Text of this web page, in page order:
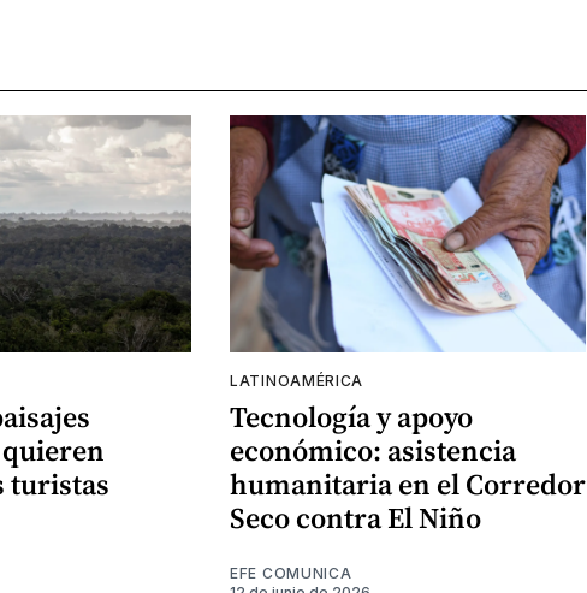
turistas
LATINOAMÉRICA
Tecnología y apoyo
económico: asistencia
humanitaria en el Corredor
Seco contra El Niño
EFE COMUNICA